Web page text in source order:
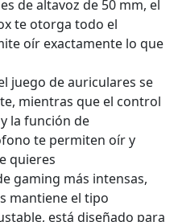
de altavoz de 50 mm, el
te otorga todo el
oír exactamente lo que
juego de auriculares se
mientras que el control
la función de
te permiten oír y
quieres
gaming más intensas,
mantiene el tipo
está diseñado para